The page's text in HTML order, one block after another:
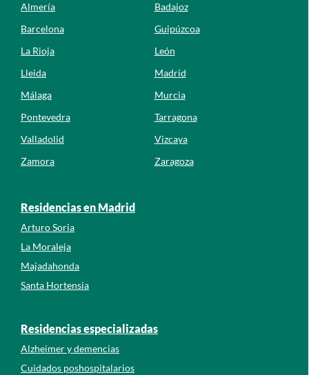
Almería
Badajoz
Barcelona
Guipúzcoa
La Rioja
León
Lleida
Madrid
Málaga
Murcia
Pontevedra
Tarragona
Valladolid
Vizcaya
Zamora
Zaragoza
Residencias en Madrid
Arturo Soria
La Moraleja
Majadahonda
Santa Hortensia
Residencias especializadas
Alzheimer y demencias
Cuidados poshospitalarios